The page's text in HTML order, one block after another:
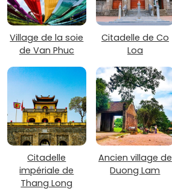
Village de la soie
de Van Phuc
Citadelle de Co
Loa
Citadelle
impériale de
Thang Long
Ancien village de
Duong Lam